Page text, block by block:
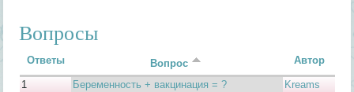
Вопросы
Ответы Вопрос Автор
1 Беременность + вакцинация = ?
Kreams